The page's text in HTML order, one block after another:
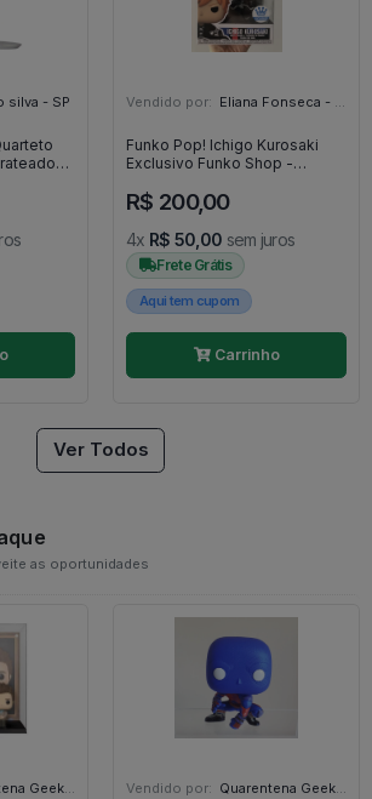
silva - SP Vendido por: Eliana Fonseca - SP
Funko Pop! Ichigo Kurosaki
Exclusivo Funko Shop -
FUNKO POP #1826
R$ 200,00
4x R$ 50,00 sem juros
Frete Grátis
Aqui tem cupom
Carrinho
Ver Todos
as oportunidades
Store - SP Vendido por: Quarentena Geek Store - SP